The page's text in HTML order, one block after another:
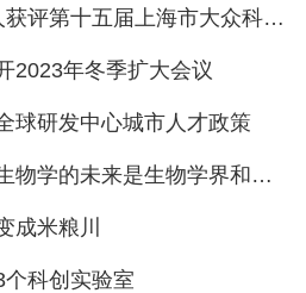
汪品先、陶虎等5人获评第十五届上海市大众科学传播杰出人物
2023年冬季扩大会议
球研发中心城市人才政策
邓子新院士：合成生物学的未来是生物学界和工程师联合
成米粮川
科创实验室